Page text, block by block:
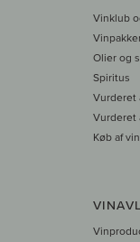
Vinklub
Olier og
Spiritus
Vurderet
Vurderet
Køb af vin